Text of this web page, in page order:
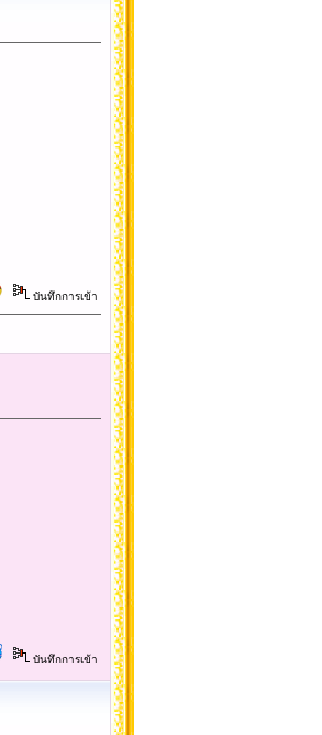
บันทึกการเข้า
บันทึกการเข้า